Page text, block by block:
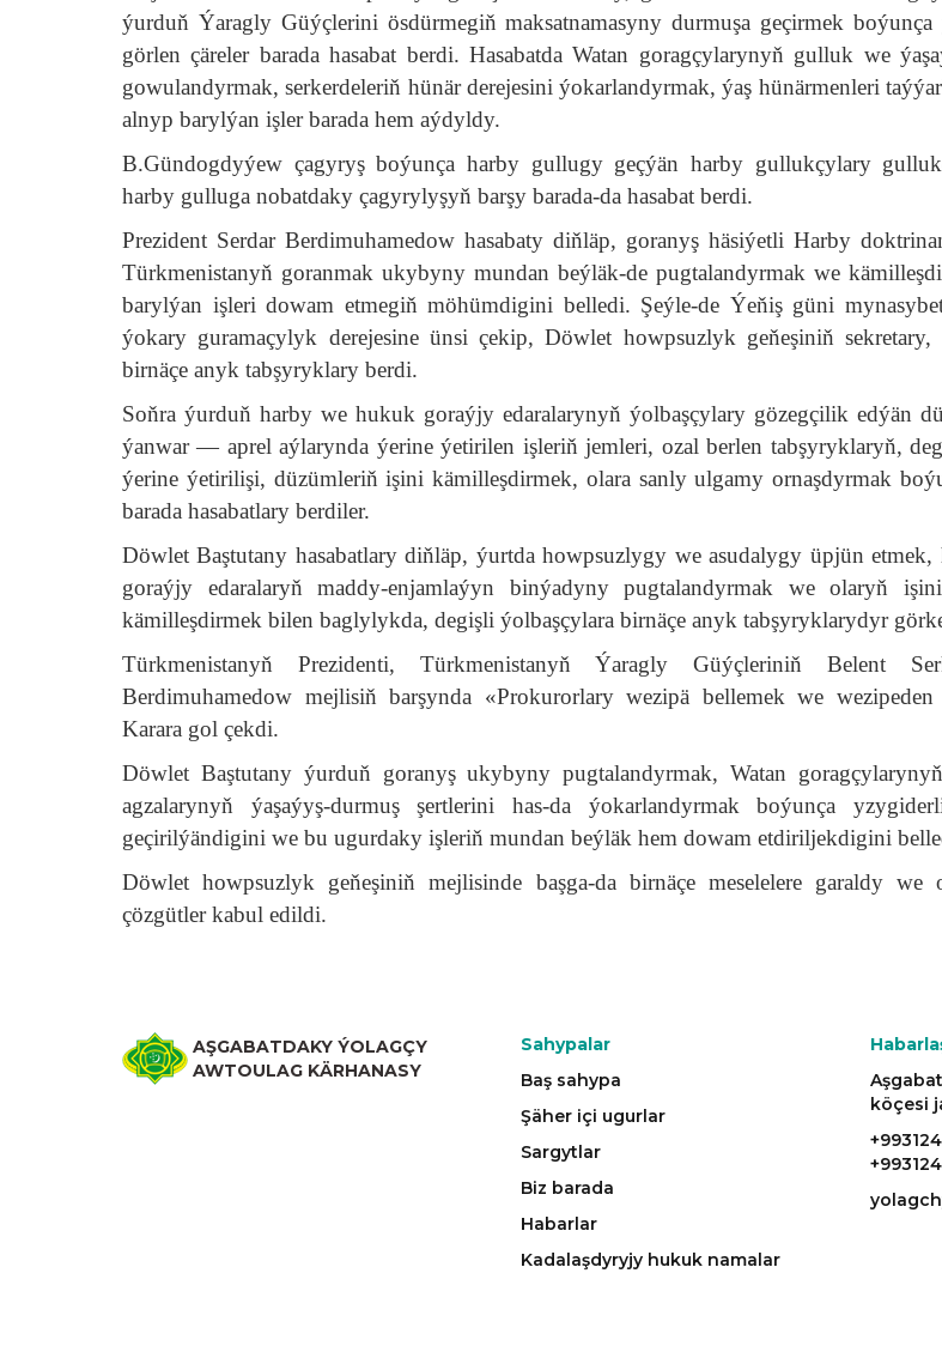
ýurduň Ýaragly Güýçlerini ösdürmegiň maksatnamasyny durmuşa geçirmek
görlen çäreler barada hasabat berdi. Hasabatda Watan goragçylarynyň gulluk we
gowulandyrmak, serkerdeleriň hünär derejesini ýokarlandyrmak, ýaş hünärmenleri
alnyp barylýan işler barada hem aýdyldy.
B.Gündogdyýew çagyryş boýunça harby gullugy geçýän harby gullukçylary
harby gulluga nobatdaky çagyrylyşyň barşy barada-da hasabat berdi.
Prezident Serdar Berdimuhamedow hasabaty diňläp, goranyş häsiýetli Harby
Türkmenistanyň goranmak ukybyny mundan beýläk-de pugtalandyrmak we
barylýan işleri dowam etmegiň möhümdigini belledi. Şeýle-de Ýeňiş güni
ýokary guramaçylyk derejesine ünsi çekip, Döwlet howpsuzlyk geňeşiniň sekretary,
birnäçe anyk tabşyryklary berdi.
Soňra ýurduň harby we hukuk goraýjy edaralarynyň ýolbaşçylary gözegçilik edýän
ýanwar — aprel aýlarynda ýerine ýetirilen işleriň jemleri, ozal berlen tabşyryklaryň,
ýerine ýetirilişi, düzümleriň işini kämilleşdirmek, olara sanly ulgamy ornaşdyrmak
barada hasabatlary berdiler.
Döwlet Baştutany hasabatlary diňläp, ýurtda howpsuzlygy we asudalygy üpjün
goraýjy edaralaryň maddy-enjamlaýyn binýadyny pugtalandyrmak we olaryň
kämilleşdirmek bilen baglylykda, degişli ýolbaşçylara birnäçe anyk tabşyryklarydyr
Türkmenistanyň Prezidenti, Türkmenistanyň Ýaragly Güýçleriniň Belent
Berdimuhamedow mejlisiň barşynda «Prokurorlary wezipä bellemek we wezipeden
Karara gol çekdi.
Döwlet Baştutany ýurduň goranyş ukybyny pugtalandyrmak, Watan
agzalarynyň ýaşaýyş-durmuş şertlerini has-da ýokarlandyrmak boýunça
geçirilýändigini we bu ugurdaky işleriň mundan beýläk hem dowam etdiriljekdigini
Döwlet howpsuzlyk geňeşiniň mejlisinde başga-da birnäçe meselelere garaldy we
çözgütler kabul edildi.
AŞGABATDAKY ÝOLAGÇY
AWTOULAG KÄRHANASY
Sahypalar
Baş sahypa
Şäher içi ugurlar
Sargytlar
Biz barada
Habarlar
Kadalaşdyryjy hukuk namalar
köçesi